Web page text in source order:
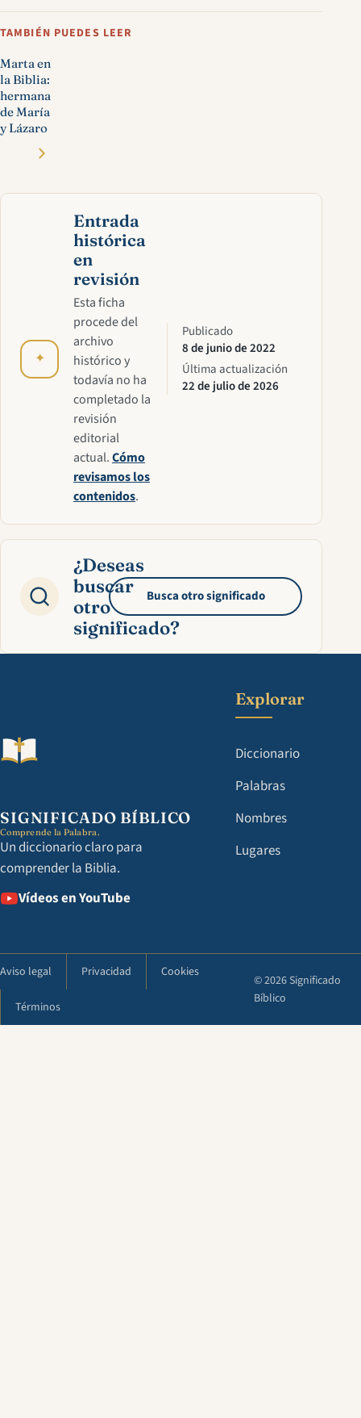
TAMBIÉN PUEDES LEER
Marta en
la Biblia:
hermana
de María
y Lázaro
✦
Entrada
histórica
en
revisión
Esta ficha
procede del
archivo
histórico y
todavía no ha
completado la
revisión
editorial
actual.Cómo
revisamos los
contenidos.
Publicado
8 de junio de 2022
Última actualización
22 de julio de 2026
¿Deseas
buscar
otro
significado?
Busca otro significado
SIGNIFICADO BÍBLICO
Comprende la Palabra.
Un diccionario claro para
comprender la Biblia.
Vídeos en YouTube
Explorar
Diccionario
Palabras
Nombres
Lugares
Aviso legal Privacidad Cookies
Términos
© 2026 Significado
Bíblico